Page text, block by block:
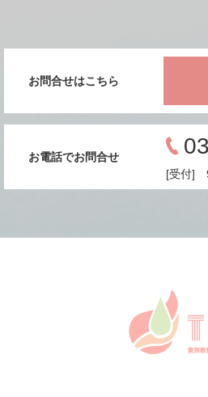
お問合せはこちら
お電話でお問合せ
[受付]